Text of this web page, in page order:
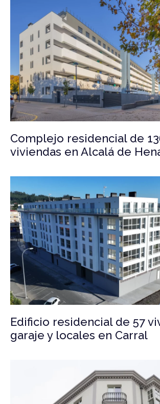
Complejo residencial de
viviendas en Alcalá de
Edificio residencial de 57
garaje y locales en Carral